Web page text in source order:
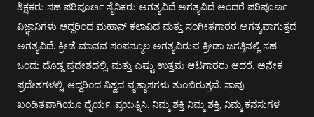
ಶಿಕ್ಷಕರು ಸಹ ಪರಿಪೂರ್ಣ ಸೈನಿಕರು ಅಗತ್ಯವಿದೆ ಅಗತ್ಯವಿದೆ ಅಂದರೆ ಪರಿಪೂರ್ಣ
ವಿಜ್ಞಾನಿಗಳು ಆದ್ದರಿಂದ ಮಹಾನ್ ಕಲಾವಿದ ಮತ್ತು ಸಂಗೀತಗಾರರ ಅಗತ್ಯವಾಗುತ್ತದೆ
ಅಗತ್ಯವಿದೆ. ಕ್ರೀಡೆ ಮಾನವ ಸಂಪನ್ಮೂಲ ಅಗತ್ಯವಿರುವ ಕ್ರೀಡಾ ಜಗತ್ತಿನಲ್ಲಿ ಸಹ
ಒಂದು ದೊಡ್ಡ ಪ್ರದೇಶದಲ್ಲಿ, ಮತ್ತು ಎಷ್ಟು ಉತ್ತಮ ಆಟಗಾರರು ಆದರೆ. ಅನೇಕ
ಪ್ರದೇಶಗಳಲ್ಲಿ, ಆದ್ದರಿಂದ ವಿಶ್ವದ ವ್ಯತ್ಯಾಸಗಳು ತುಂಬಿರುತ್ತವೆ. ನಾವು
ಖಂಡಿತವಾಗಿಯೂ ಧೈರ್ಯ, ಪ್ರಯತ್ನಿಸಿ. ನಿಮ್ಮ ಶಕ್ತಿ ನಿಮ್ಮ ಶಕ್ತಿ, ನಿಮ್ಮ ಕನಸುಗಳ